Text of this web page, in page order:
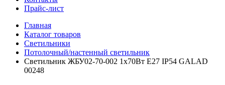
Прайс-лист
Главная
Каталог товаров
Светильники
Потолочный/настенный светильник
Светильник ЖБУ02-70-002 1х70Вт E27 IP54 GALAD
00248